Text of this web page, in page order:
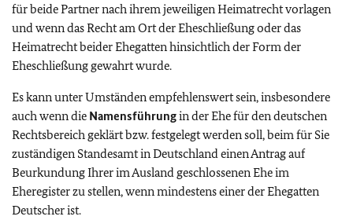
für beide Partner nach ihrem jeweiligen Heimatrecht vorlagen
und wenn das Recht am Ort der Eheschließung oder das
Heimatrecht beider Ehegatten hinsichtlich der Form der
Eheschließung gewahrt wurde.
Es kann unter Umständen empfehlenswert sein, insbesondere
auch wenn die Namensführungin der Ehe für den deutschen
Rechtsbereich geklärt bzw. festgelegt werden soll, beim für Sie
zuständigen Standesamt in Deutschland einen Antrag auf
Beurkundung Ihrer im Ausland geschlossenen Ehe im
Eheregister zu stellen, wenn mindestens einer der Ehegatten
Deutscher ist.